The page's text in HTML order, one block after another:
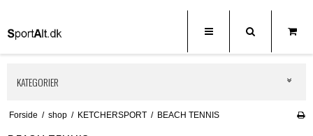
KATEGORIER
Forside / shop / KETCHERSPORT / BEACH TENNIS